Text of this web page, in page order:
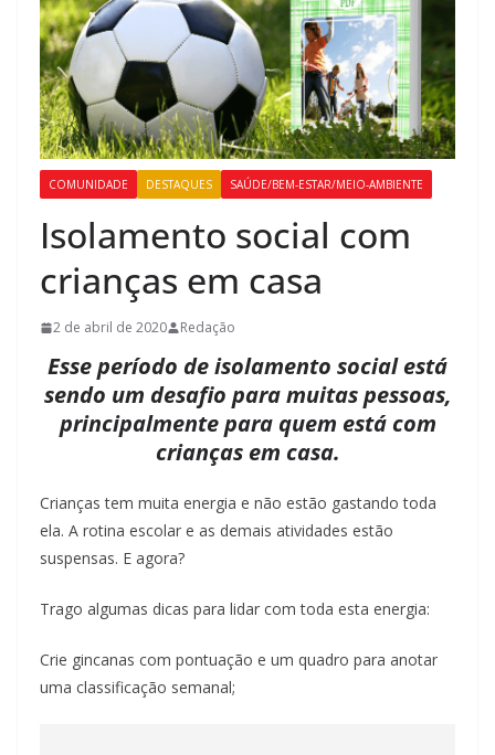
COMUNIDADE DESTAQUES SAÚDE/BEM-ESTAR/MEIO-AMBIENTE
Isolamento social com
crianças em casa
2 de abril de 2020 Redação
Esse período de isolamento social está
sendo um desafio para muitas pessoas,
principalmente para quem está com
crianças em casa.
Crianças tem muita energia e não estão gastando toda
ela. A rotina escolar e as demais atividades estão
suspensas. E agora?
Trago algumas dicas para lidar com toda esta energia:
Crie gincanas com pontuação e um quadro para anotar
uma classificação semanal;